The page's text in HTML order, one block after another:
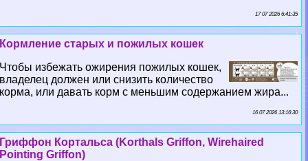
17 07 2026 6:41:35
Кормление старых и пожилых кошек
Чтобы избежать ожирения пожилых кошек,
владелец должен или снизить количество
корма, или давать корм с меньшим содержанием жира...
16 07 2026 13:16:30
Гриффон Кортальса (Korthals Griffon, Wirehaired
Pointing Griffon)